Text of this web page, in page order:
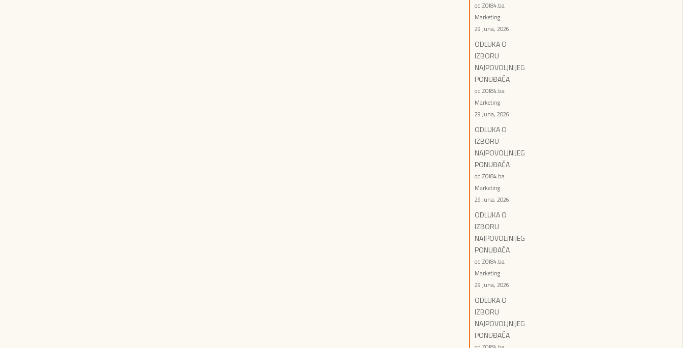
od ZOI84.ba
Marketing
29 Juna, 2026
ODLUKA O
IZBORU
NAJPOVOLJNIJEG
PONUĐAČA
od ZOI84.ba
Marketing
29 Juna, 2026
ODLUKA O
IZBORU
NAJPOVOLJNIJEG
PONUĐAČA
od ZOI84.ba
Marketing
29 Juna, 2026
ODLUKA O
IZBORU
NAJPOVOLJNIJEG
PONUĐAČA
od ZOI84.ba
Marketing
29 Juna, 2026
ODLUKA O
IZBORU
NAJPOVOLJNIJEG
PONUĐAČA